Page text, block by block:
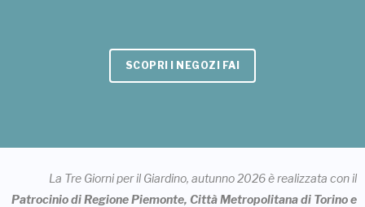
SCOPRI I NEGOZI FAI
La Tre Giorni per il Giardino, autunno 2026 è realizzata con il
Patrocinio di Regione Piemonte, Città Metropolitana di Torino e